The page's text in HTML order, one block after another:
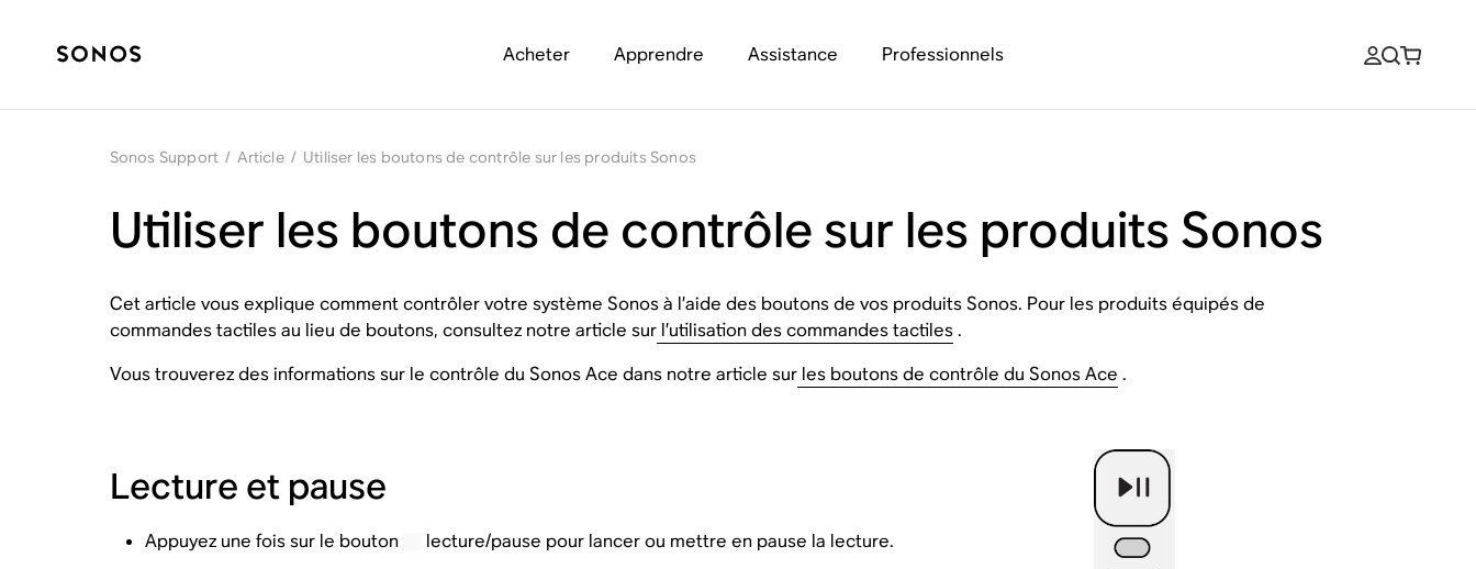
Acheter Apprendre Assistance Professionnels
Sonos Support / Article / Utiliser les boutons de contrôle sur les produits Sonos
Utiliser les boutons de contrôle sur les produits Sonos
Cet article vous explique comment contrôler votre système Sonos à l’aide des boutons de vos produits Sonos. Pour les produits équipés de
commandes tactiles au lieu de boutons, consultez notre article surl’utilisation des commandes tactiles.
Vous trouverez des informations sur le contrôle du Sonos Ace dans notre article surles boutons de contrôle du Sonos Ace .
Lecture et pause
Appuyez une fois sur le bouton lecture/pause pour lancer ou mettre en pause la lecture.